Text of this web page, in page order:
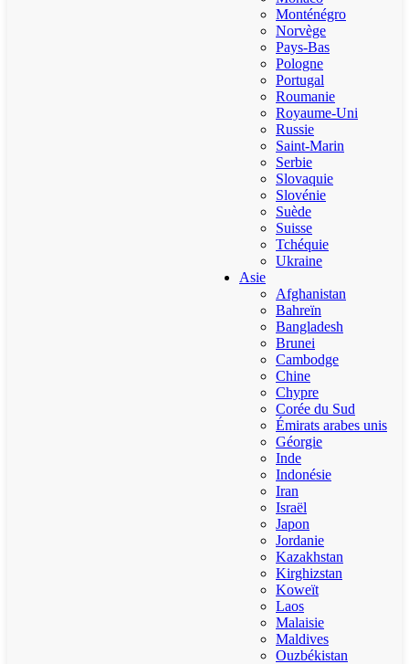
Monténégro
Norvège
Pays-Bas
Pologne
Portugal
Roumanie
Royaume-Uni
Russie
Saint-Marin
Serbie
Slovaquie
Slovénie
Suède
Suisse
Tchéquie
Ukraine
Asie
Afghanistan
Bahreïn
Bangladesh
Brunei
Cambodge
Chine
Chypre
Corée du Sud
Émirats arabes unis
Géorgie
Inde
Indonésie
Iran
Israël
Japon
Jordanie
Kazakhstan
Kirghizstan
Koweït
Laos
Malaisie
Maldives
Ouzbékistan